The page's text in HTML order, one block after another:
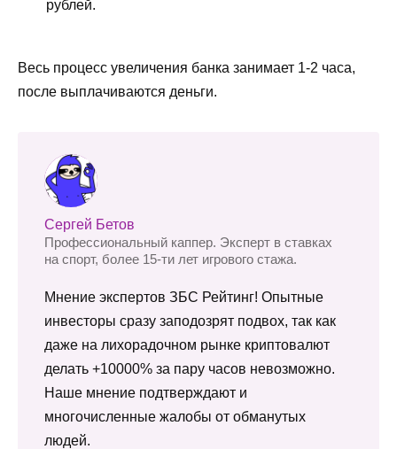
рублей.
Весь процесс увеличения банка занимает 1-2 часа,
после выплачиваются деньги.
Сергей Бетов
Профессиональный каппер. Эксперт в ставках
на спорт, более 15-ти лет игрового стажа.
Мнение экспертов ЗБС Рейтинг! Опытные
инвесторы сразу заподозрят подвох, так как
даже на лихорадочном рынке криптовалют
делать +10000% за пару часов невозможно.
Наше мнение подтверждают и
многочисленные жалобы от обманутых
людей.